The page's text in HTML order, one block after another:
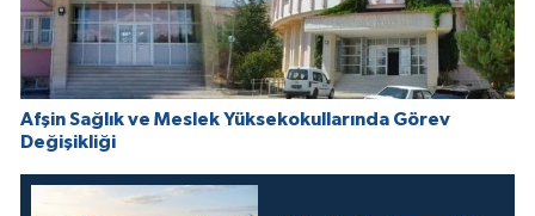
Afşin Sağlık ve Meslek Yüksekokullarında Görev
Değişikliği